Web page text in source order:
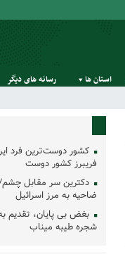
استان‌ ها رسانه‌ های‌ دیگر
کشور دوست‌ترین فرد
فریبرز کشور دوست
دکترین سر مقابل
ضاحیه به مرز اسرائیل
بغض بی پایان، تقدیم
شجره طیبه میناب